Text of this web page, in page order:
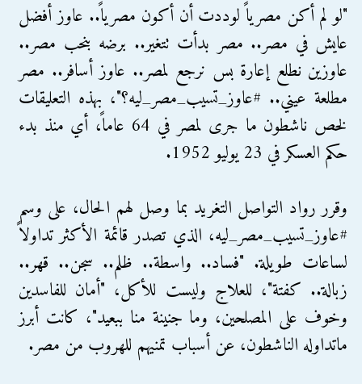
"لو لم أكن مصرياً لوددت أن أكون مصرياً.. عاوز أفضل
عايش في مصر.. مصر بدأت تتغير.. برضه بنحب مصر..
عاوزين نطلع إعارة بس نرجع لمصر.. عاوز أسافر.. مصر
مطلعة عيني.. #عاوز_تسيب_مصر_ليه؟"، بهذه التعليقات
لخص ناشطون ما جرى لمصر في 64 عاماً، أي منذ بدء
حكم العسكر في 23 يوليو 1952.
وقرر رواد التواصل التغريد بما وصل لهم الحال، على وسم
#عاوز_تسيب_مصر_ليه، الذي تصدر قائمة الأكثر تداولاً
لساعات طويلة. "فساد.. واسطة.. ظلم.. سجن.. قهر..
زبالة.. كفتة"، للعلاج وليست للأكل، "أمان للفاسدين
وخوف على المصلحين، وما جنينة منا ببعيد"، كانت أبرز
ماتداوله الناشطون، عن أسباب تمنيهم للهروب من مصر.